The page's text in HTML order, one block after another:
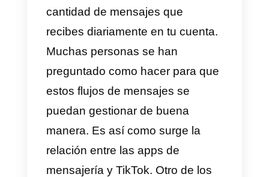
Esto hace que las cuentas de
usuarios puedan crecer
relativamente rápido con un buen
contenido.
Si bien esto es emocionante para
los especialistas en marketing,
también presenta desafíos. Uno